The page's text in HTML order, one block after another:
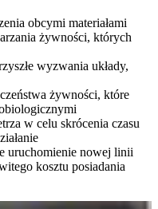
obcymi materiałami
żywności, których
wyzwania układy,
żywności, które
w celu skrócenia czasu
uruchomienie nowej linii
kosztu posiadania